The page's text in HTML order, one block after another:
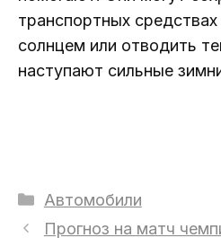
транспортных
солнцем или отводить
наступают сильные
Рубрики
Автомобили
Прогноз на матч